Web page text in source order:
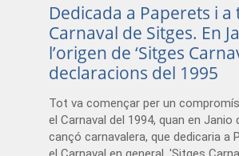
Dedicada a Paperets i a
Carnaval de Sitges. En
l’origen de ‘Sitges
declaracions del 1995
Tot va començar per un
el Carnaval del 1994, quan en Janio
cançó carnavalera, que dedicaria a